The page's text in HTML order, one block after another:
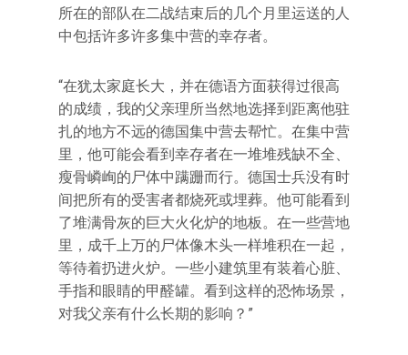
所在的部队在二战结束后的几个月里运送的人
中包括许多许多集中营的幸存者。
“在犹太家庭长大，并在德语方面获得过很高
的成绩，我的父亲理所当然地选择到距离他驻
扎的地方不远的德国集中营去帮忙。在集中营
里，他可能会看到幸存者在一堆堆残缺不全、
瘦骨嶙峋的尸体中蹒跚而行。德国士兵没有时
间把所有的受害者都烧死或埋葬。他可能看到
了堆满骨灰的巨大火化炉的地板。在一些营地
里，成千上万的尸体像木头一样堆积在一起，
等待着扔进火炉。一些小建筑里有装着心脏、
手指和眼睛的甲醛罐。看到这样的恐怖场景，
对我父亲有什么长期的影响？”